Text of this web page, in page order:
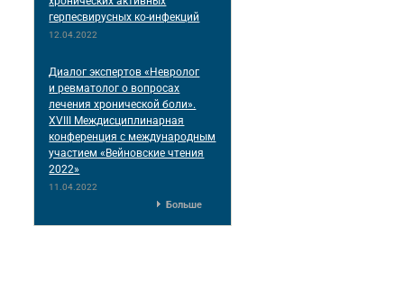
герпесвирусных ко-инфекций
12.04.2022
Диалог экспертов «Невролог
и ревматолог о вопросах
лечения хронической боли».
XVIII Междисциплинарная
конференция c международным
участием «Вейновские чтения
2022»
11.04.2022
Больше